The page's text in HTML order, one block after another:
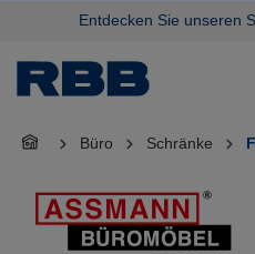
springenEntdecken Sie unseren
Büro Schränke